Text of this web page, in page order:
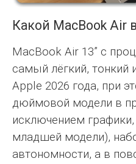
Какой MacBook Air
MacBook Air 13” с
самый лёгкий, тонкий
Apple 2026 года, при
дюймовой модели в
исключением
младшей модели),
автономности, а в